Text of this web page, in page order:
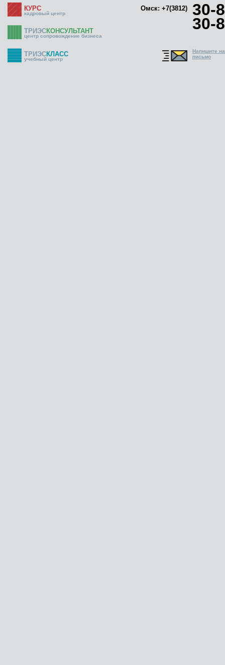
КУРС
кадровый центр
Омск: +7(3812) 30-
30-
ТРИЭСКОНСУЛЬТАНТ
центр сопровождение бизнеса
ТРИЭСКЛАСС
учебный центр
Напишите
письмо